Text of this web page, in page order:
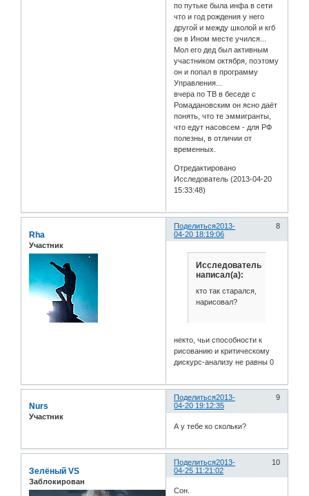
по путьке была инфа в сети
что и год рождения у него
другой и между школой и кгб
он в Ином месте учился...
Мол его дед был активным
участником октября, поэтому
он и попал в программу
Управления...
вчера по ТВ в беседе с
Ромадановским он ясно даёт
понять, что те эммигранты,
что едут насовсем - для РФ
полезны, в отличии от
временных.
Отредактировано
Исследователь (2013-04-20
15:33:48)
Поделиться 8
2013-
04-20 18:19:06
Rha
Участник
Исследователь
написал(а):
кто так старался,
нарисовал?
некто, чьи способности к
рисованию и критическому
дискурс-анализу не равны 0
Поделиться 9
2013-
04-20 19:12:35
Nurs
Участник
А у тебе ко скольки?
Поделиться 10
2013-
04-25 11:21:02
Зелёный VS
Заблокирован
Сон.